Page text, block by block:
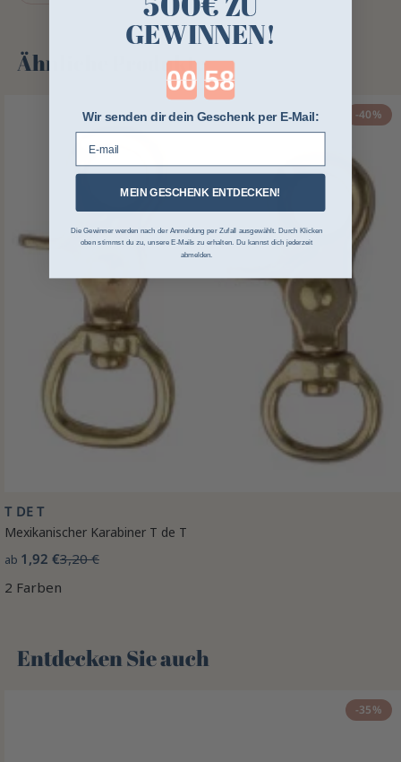
Ähnliche Produkte
-40%
T DE T
Mexikanischer Karabiner T de T
ab 1,92 €3,20 €
2 Farben
Entdecken Sie auch 🌻
-35%
GEWINNEN!
Countdown ends in:
Wir senden dir dein Geschenk per E-Mail:
MEIN GESCHENK ENTDECKEN!
Die Gewinner werden nach der Anmeldung per Zufall ausgewählt. Durch Klicken
oben stimmst du zu, unsere E-Mails zu erhalten. Du kannst dich jederzeit
abmelden.